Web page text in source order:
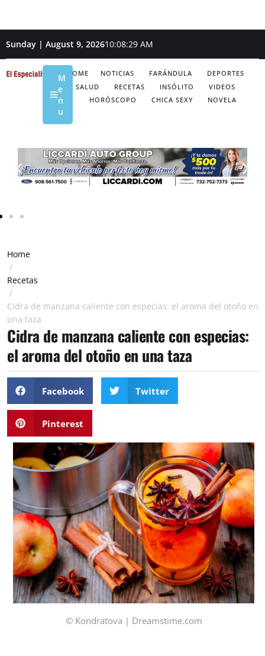
Sunday | August 9, 202610:08:30 AM
HOME NOTICIAS FARÁNDULA
DEPORTES
SALUD
RECETAS INSÓLITO
VIDEOS
HORÓSCOPO
CHICA SEXY NOVELA
M
e
n
u
Home
/
Recetas
/
Cidra de manzana caliente con especias: el aroma del otoño en
una taza
Cidra de manzana caliente con especias:
el aroma del otoño en una taza
Facebook Twitter
Pinterest
© Kondratova | Dreamstime.com